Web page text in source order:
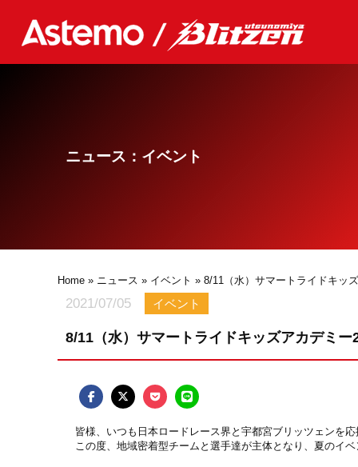
ニュース：イベント
Home » ニュース » イベント » 8/11（水）サマートライドキッ
2021/07/05 イベント
8/11（水）サマートライドキッズアカデミー
皆様、いつも日本ロードレース界と宇都宮ブリッツェンを
この度、地域密着型チームと選手達が主体となり、夏のイベ